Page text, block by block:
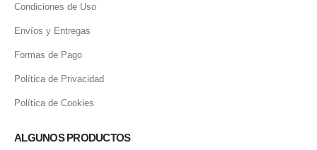
Condiciones de Uso
Envíos y Entregas
Formas de Pago
Política de Privacidad
Política de Cookies
ALGUNOS PRODUCTOS